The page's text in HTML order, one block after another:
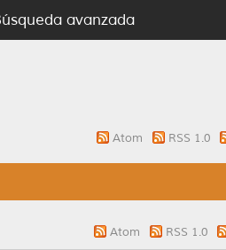
avanzada
Atom RSS 1.0
Atom RSS 1.0